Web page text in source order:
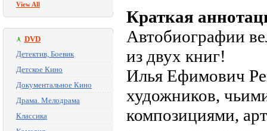
View All
DVD
Детектив, Боевик
Детское Кино
Документальное Кино
Драма. Мелодрама
Классика
Краткая
Автобиографии
из двух книг!
Илья Ефимович
художников,
композициями,